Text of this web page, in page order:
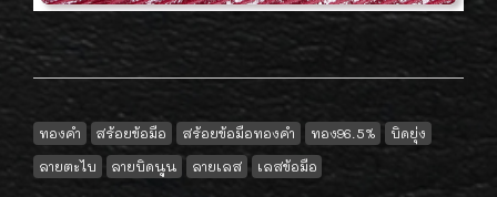
ทองคำ สร้อยข้อมือ สร้อยข้อมือทองคำ ทอง96.5%
บิดยุ่ง
ลายตะไบ
ลายบิดนูน ลายเลส เลสข้อมือ